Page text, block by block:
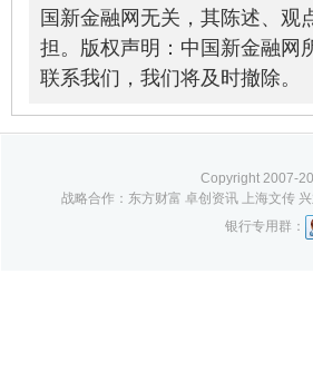
国新金融网无关，其陈述、观
担。版权声明：中国新金融网
联系我们，我们将及时撤除。
Copyright 2007-
战略合作：东方财富 卓创资讯 上海文传 兴
银行专用群：